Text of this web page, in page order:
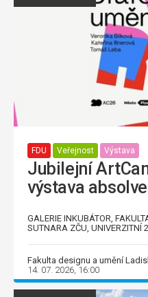
FDU Veřejnost Výstava
Jubilejní
výstava
GALERIE INKUBÁTOR,
SUTNARA ZČU, UNIVERZITNÍ
Fakulta designu a umění
14. 07. 2026, 16:00